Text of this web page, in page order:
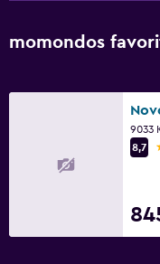
momondos
8,7